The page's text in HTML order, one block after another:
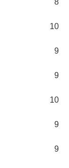
10
9
9
10
9
9